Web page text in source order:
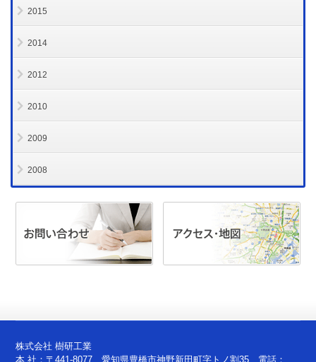
2015
2014
2012
2010
2009
2008
株式会社 樹研工業
本 社：〒441-8077 愛知県豊橋市神野新田町字トノ割35 電話：